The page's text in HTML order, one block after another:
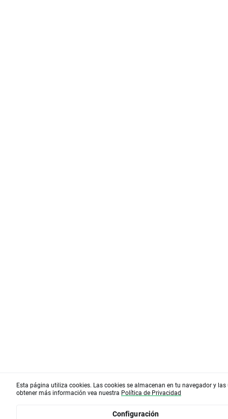
Esta página utiliza cookies. Las cookies se almacenan en tu navegador y
obtener más información vea nuestra Política de Privacidad
Configuración